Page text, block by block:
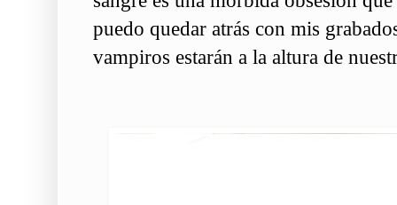
puedo quedar atrás con mis
vampiros estarán a la altura de